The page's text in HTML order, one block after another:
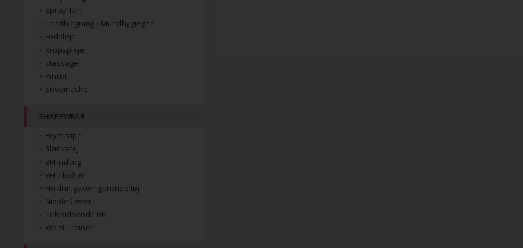
Spray Tan
Tandblegning / Mundhygiegne
Fodpleje
Kropspleje
Massage
Pincet
Sovemaske
SHAPEWEAR
Bryst tape
Slanketøj
BH indlæg
BH tilbehør
Holdningskorrigerende tøj
Nipple Cover
Selvsiddende BH
Waist Trainer